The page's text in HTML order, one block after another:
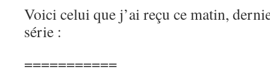
Voici celui que j’ai reçu ce matin,
série :
===========